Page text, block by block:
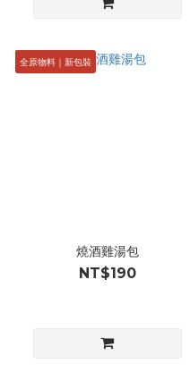
全原物料｜新包裝
燒酒雞湯包
NT$190